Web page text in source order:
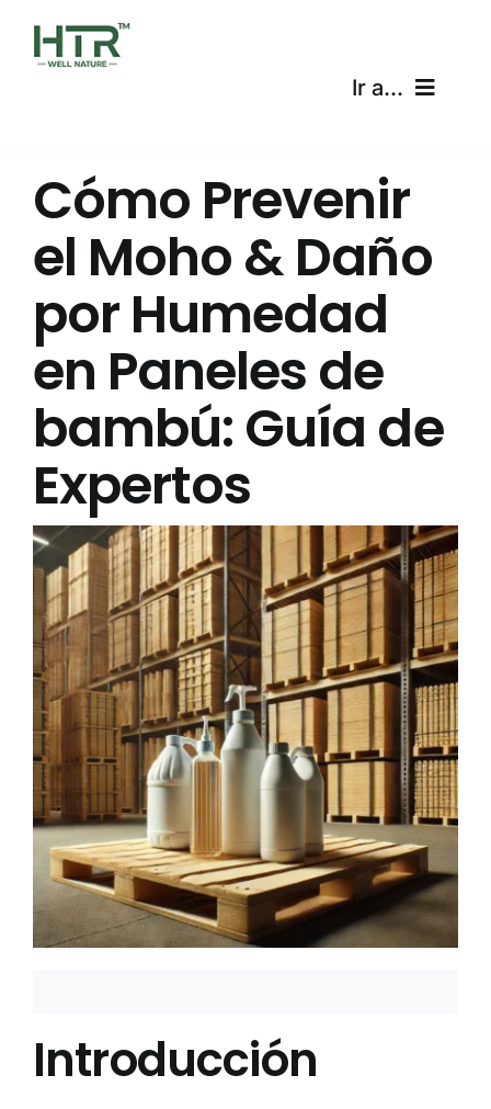
content
Ir a...
Productos
Certificaciones
Envíos
Acerca de Nosotros
Contáctenos
Preguntas Frecuentes
Cómo Prevenir
el Moho & Daño
por Humedad
en Paneles de
bambú: Guía de
Expertos
Introducción